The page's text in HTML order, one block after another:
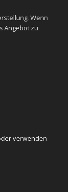
Wenn
Angebot zu
verwenden